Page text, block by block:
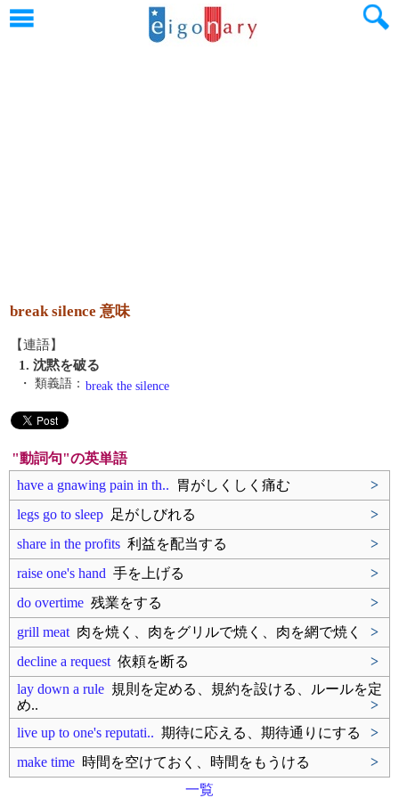
break silence 意味
【連語】
1. 沈黙を破る
・ 類義語： break the silence
"動詞句"の英単語
have a gnawing pain in th.. 胃がしくしく痛む
>
legs go to sleep 足がしびれる
>
share in the profits 利益を配当する
>
raise one's hand 手を上げる
>
do overtime 残業をする
>
grill meat 肉を焼く、肉をグリルで焼く、肉を網で焼く
>
decline a request 依頼を断る
>
lay down a rule 規則を定める、規約を設ける、ルールを定
め..
>
live up to one's reputati.. 期待に応える、期待通りにする
>
make time 時間を空けておく、時間をもうける
>
一覧